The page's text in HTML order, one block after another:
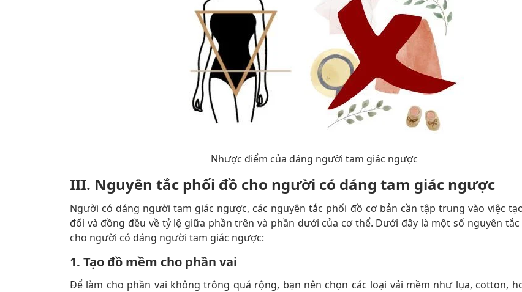
Nhược điểm của dáng người tam giác ngược
III. Nguyên tắc phối đồ cho người có dáng tam giác ngược
Người có dáng người tam giác ngược, các nguyên tắc phối đồ cơ bản cần tập trung vào việc
đối và đồng đều về tỷ lệ giữa phần trên và phần dưới của cơ thể. Dưới đây là một số nguyên
cho người có dáng người tam giác ngược:
1. Tạo đồ mềm cho phần vai
Để làm cho phần vai không trông quá rộng, bạn nên chọn các loại vải mềm như lụa, cotton,